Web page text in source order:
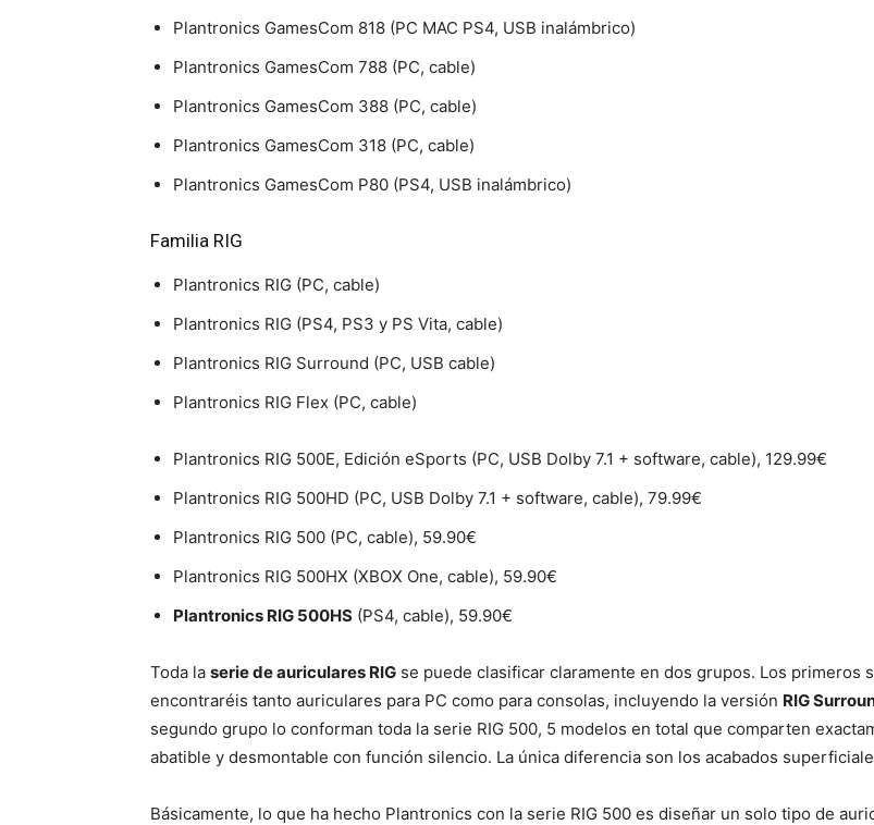
Plantronics GamesCom 818 (PC MAC PS4, USB inalámbrico)
Plantronics GamesCom 788 (PC, cable)
Plantronics GamesCom 388 (PC, cable)
Plantronics GamesCom 318 (PC, cable)
Plantronics GamesCom P80 (PS4, USB inalámbrico)
Familia RIG
Plantronics RIG (PC, cable)
Plantronics RIG (PS4, PS3 y PS Vita, cable)
Plantronics RIG Surround (PC, USB cable)
Plantronics RIG Flex (PC, cable)
Plantronics RIG 500E, Edición eSports (PC, USB Dolby 7.1 + software, cable), 129.99€
Plantronics RIG 500HD (PC, USB Dolby 7.1 + software, cable), 79.99€
Plantronics RIG 500 (PC, cable), 59.90€
Plantronics RIG 500HX (XBOX One, cable), 59.90€
Plantronics RIG 500HS (PS4, cable), 59.90€
Toda la serie de auriculares RIG se puede clasificar claramente en dos grupos. Los primeros
encontraréis tanto auriculares para PC como para consolas, incluyendo la versión RIG
segundo grupo lo conforman toda la serie RIG 500, 5 modelos en total que comparten
abatible y desmontable con función silencio. La única diferencia son los acabados
Básicamente, lo que ha hecho Plantronics con la serie RIG 500 es diseñar un solo tipo de